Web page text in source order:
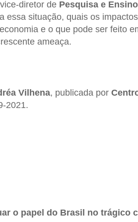
diretor de Pesquisa e
essa situação, quais os
e o que pode ser feito
ameaça.
Vilhena, publicada por
2021.
o papel do Brasil no trágico